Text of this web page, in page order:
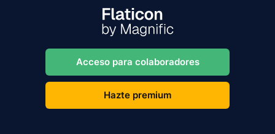
Acceso para colaboradores
Hazte premium